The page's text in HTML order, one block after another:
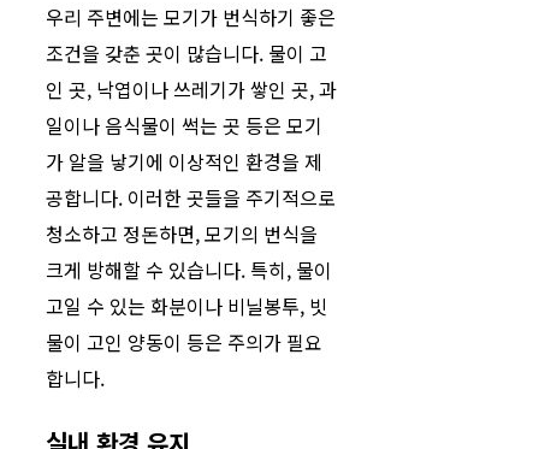
우리 주변에는 모기가 번식하기 좋은
조건을 갖춘 곳이 많습니다. 물이 고
인 곳, 낙엽이나 쓰레기가 쌓인 곳, 과
일이나 음식물이 썩는 곳 등은 모기
가 알을 낳기에 이상적인 환경을 제
공합니다. 이러한 곳들을 주기적으로
청소하고 정돈하면, 모기의 번식을
크게 방해할 수 있습니다. 특히, 물이
고일 수 있는 화분이나 비닐봉투, 빗
물이 고인 양동이 등은 주의가 필요
합니다.